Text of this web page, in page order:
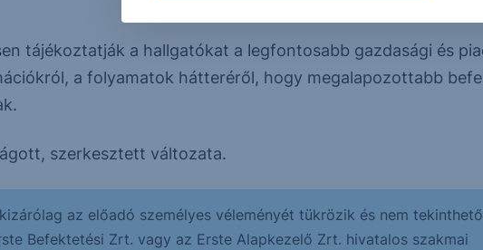
tájékoztatják a hallgatókat a legfontosabb gazdasági és
a folyamatok hátteréről, hogy megalapozottabb
szerkesztett változata.
az előadó személyes véleményét tükrözik és nem
Befektetési Zrt. vagy az Erste Alapkezelő Zrt. hivatalos szakmai